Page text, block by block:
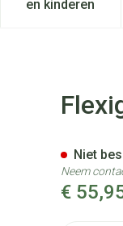
verzorging en
voor Dieet,
en kinderen
Toon
€
Niet
Neem